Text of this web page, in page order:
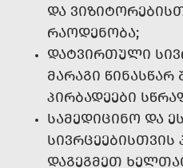
ᲓᲐ
ᲠᲐᲝᲓᲔᲜᲝᲑᲐ;
ᲓᲐᲢᲕᲘᲠᲗᲣᲚᲘ
ᲛᲐᲠᲐᲒᲘ ᲬᲘᲜᲐᲡᲬᲐᲠ
ᲞᲘᲠᲑᲐᲓᲔᲔᲑᲘ
ᲡᲐᲛᲔᲓᲘᲪᲘᲜᲝ ᲓᲐ
ᲡᲘᲕᲠᲪᲔᲔᲑᲘᲡᲗᲕᲘᲡ
ᲓᲐᲒᲔᲒᲛᲔᲗ